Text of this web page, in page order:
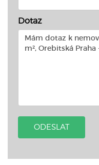
Dotaz
ODESLAT